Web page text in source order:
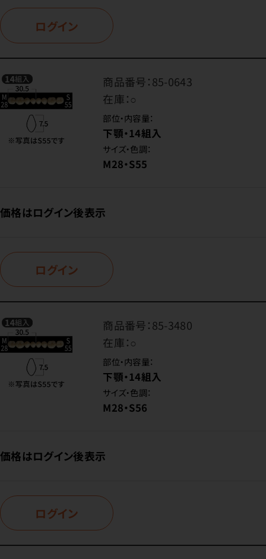
ログイン
商品番号：85-0643
在庫：○
部位・内容量：
下顎・14組入
サイズ・色調：
M28・S55
価格はログイン後表示
ログイン
商品番号：85-3480
在庫：○
部位・内容量：
下顎・14組入
サイズ・色調：
M28・S56
価格はログイン後表示
ログイン